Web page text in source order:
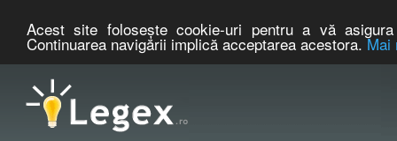
Acest site foloseşte cookie-uri pentru a vă
Continuarea navigării implică acceptarea acestora.Mai